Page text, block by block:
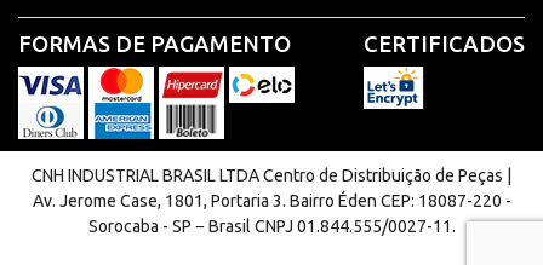
FORMAS DE PAGAMENTO CERTIFICADOS
CNH INDUSTRIAL BRASIL LTDA Centro de Distribuição de Peças |
Av. Jerome Case, 1801, Portaria 3. Bairro Éden CEP: 18087-220 -
Sorocaba - SP − Brasil CNPJ 01.844.555/0027-11.